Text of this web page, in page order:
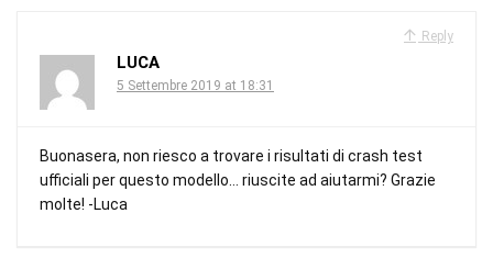
Reply
LUCA
5 Settembre 2019 at 18:31
Buonasera, non riesco a trovare i risultati di crash test
ufficiali per questo modello… riuscite ad aiutarmi? Grazie
molte! -Luca